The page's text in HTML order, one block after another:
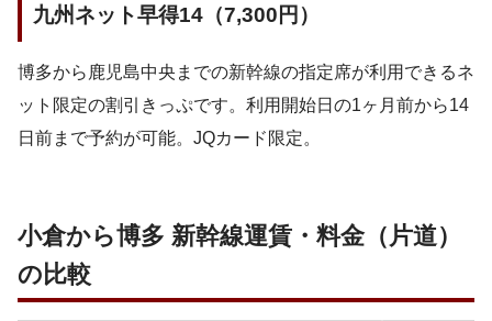
九州ネット早得14（7,300円）
博多から鹿児島中央までの新幹線の指定席が利用できるネ
ット限定の割引きっぷです。利用開始日の1ヶ月前から14
日前まで予約が可能。JQカード限定。
小倉から博多 新幹線運賃・料金（片道）
の比較